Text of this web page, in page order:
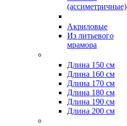
(ассиметричные)
Акриловые
Из литьевого
мрамора
Длина 150 см
Длина 160 см
Длина 170 см
Длина 180 см
Длина 190 см
Длина 200 см